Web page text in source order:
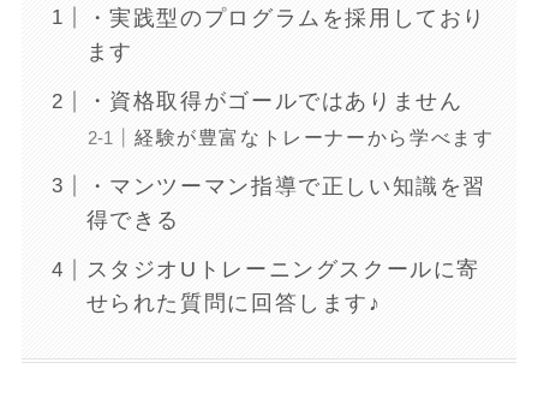
・実践型のプログラムを採用しており
ます
・資格取得がゴールではありません
経験が豊富なトレーナーから学べます
・マンツーマン指導で正しい知識を習
得できる
スタジオUトレーニングスクールに寄
せられた質問に回答します♪